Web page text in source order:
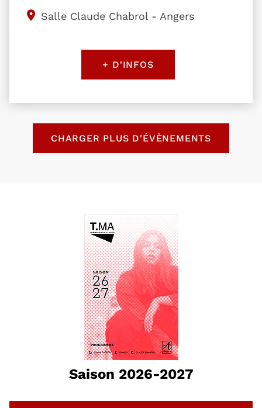
Salle Claude Chabrol - Angers
+ D'INFOS
CHARGER PLUS D'ÉVÈNEMENTS
Saison 2026-2027